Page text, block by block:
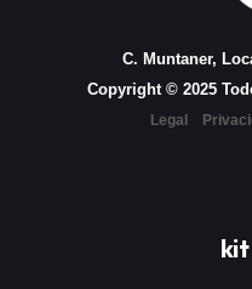
C. Muntaner,
Copyright © 2025
Legal